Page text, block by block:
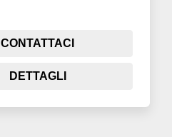
CONTATTACI
DETTAGLI